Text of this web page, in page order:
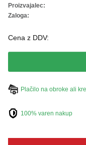
Proizvajalec:
Zaloga:
Cena z DDV:
Plačilo na obroke ali
100% varen nakup